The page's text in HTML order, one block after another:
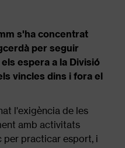
s'ha concentrat
per seguir
espera a la Divisió
vincles dins i fora el
l'exigència de les
amb activitats
per practicar esport, i